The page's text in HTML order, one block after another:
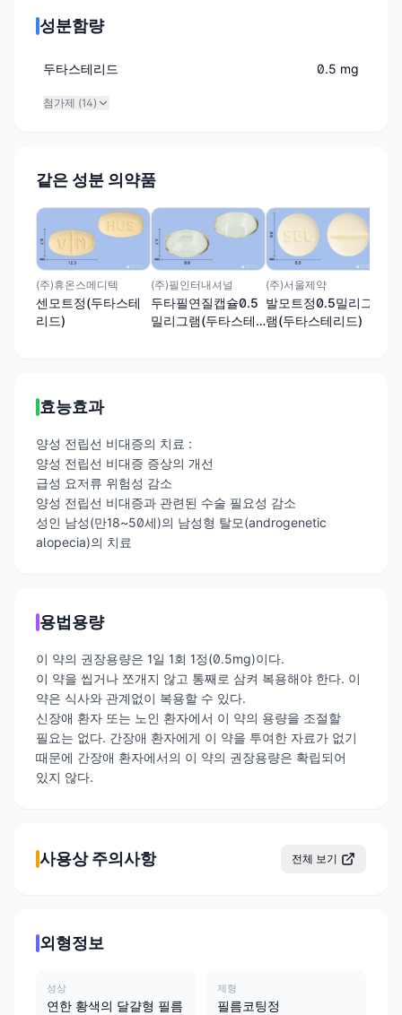
성분함량
두타스테리드 0.5 mg
첨가제 (14)
같은 성분 의약품
(주)휴온스메디텍
센모트정(두타스테
리드)
(주)필인터내셔널
두타필연질캡슐0.5
밀리그램(두타스테
(주)서울제약
발모트정0.5밀리그
램(두타스테리드)
효능효과
양성 전립선 비대증의 치료 :
양성 전립선 비대증 증상의 개선
급성 요저류 위험성 감소
양성 전립선 비대증과 관련된 수술 필요성 감소
성인 남성(만18~50세)의 남성형 탈모(androgenetic
alopecia)의 치료
용법용량
이 약의 권장용량은 1일 1회 1정(0.5mg)이다.
이 약을 씹거나 쪼개지 않고 통째로 삼켜 복용해야 한다. 이
약은 식사와 관계없이 복용할 수 있다.
신장애 환자 또는 노인 환자에서 이 약의 용량을 조절할
필요는 없다. 간장애 환자에게 이 약을 투여한 자료가 없기
때문에 간장애 환자에서의 이 약의 권장용량은 확립되어
있지 않다.
사용상 주의사항 전체 보기
외형정보
성상
연한 황색의 달걀형 필름
제형
필름코팅정